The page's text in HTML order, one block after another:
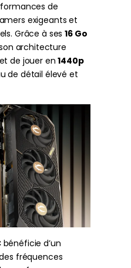
de
exigeants et
Grâce à ses16 Go
architecture
de jouer en1440p
de détail élevé et
bénéficie d’un
fréquences